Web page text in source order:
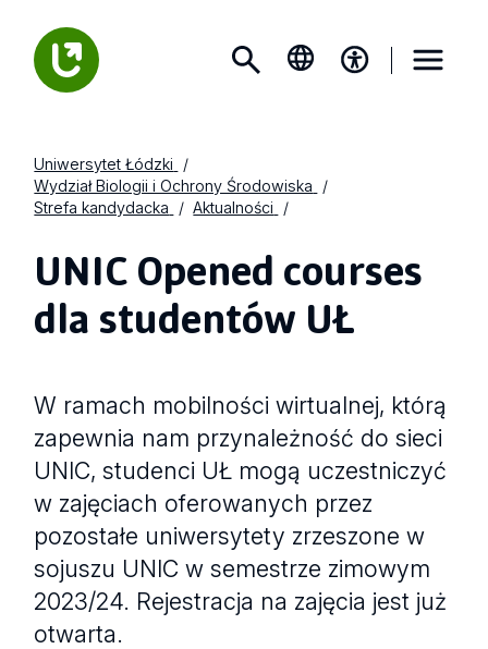
Uniwersytet Łódzki
Wydział Biologii i Ochrony Środowiska
Strefa kandydacka
Aktualności
UNIC Opened courses
dla studentów UŁ
W ramach mobilności wirtualnej, którą
zapewnia nam przynależność do sieci
UNIC, studenci UŁ mogą uczestniczyć
w zajęciach oferowanych przez
pozostałe uniwersytety zrzeszone w
sojuszu UNIC w semestrze zimowym
2023/24. Rejestracja na zajęcia jest już
otwarta.